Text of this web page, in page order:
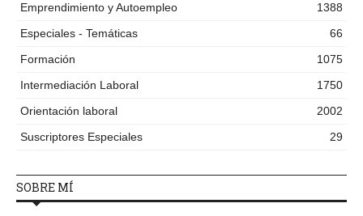
Emprendimiento y Autoempleo
1388
Especiales - Temáticas
66
Formación
1075
Intermediación Laboral
1750
Orientación laboral
2002
Suscriptores Especiales
29
SOBRE MÍ